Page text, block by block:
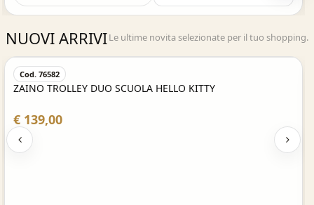
NUOVI ARRIVILe ultime novita selezionate per il tuo shopping.
Acquisto Veloce
Cod. 76582
ZAINO TROLLEY DUO SCUOLA HELLO KITTY
€ 139,00